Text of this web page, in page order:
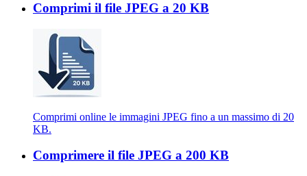
Comprimi il file JPEG a 20 KB
Comprimi online le immagini JPEG fino a un massimo di 20
KB.
Comprimere il file JPEG a 200 KB